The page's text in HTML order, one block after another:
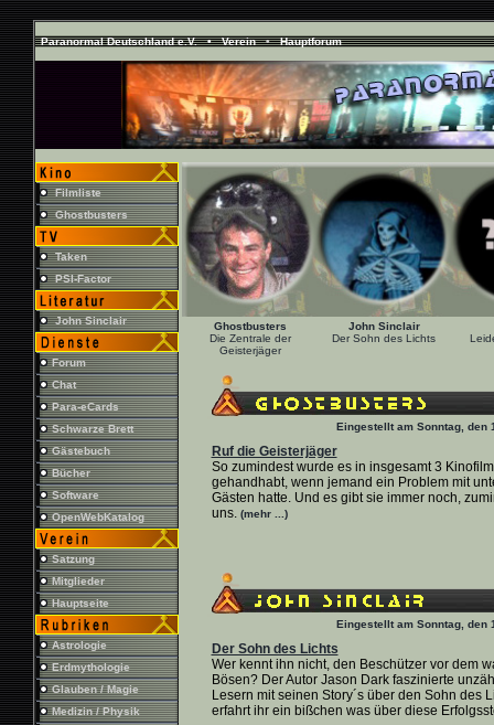
Paranormal Deutschland e.V. •Verein•Hauptforum
Filmliste
Ghostbusters
Taken
PSI-Factor
John Sinclair
Forum
Chat
Para-eCards
Schwarze Brett
Gästebuch
Bücher
Software
OpenWebKatalog
Satzung
Mitglieder
Hauptseite
Astrologie
Erdmythologie
Glauben / Magie
Medizin / Physik
Ghostbusters
Die Zentrale der
Geisterjäger
John Sinclair
Der Sohn des Lichts
Eingestellt am Sonntag, den
Ruf die Geisterjäger
So zumindest wurde es in insgesamt 3
gehandhabt, wenn jemand ein Problem mit
Gästen hatte. Und es gibt sie immer noch,
uns. (mehr ...)
Eingestellt am Sonntag, den
Der Sohn des Lichts
Wer kennt ihn nicht, den Beschützer vor dem
Bösen? Der Autor Jason Dark faszinierte
Lesern mit seinen Story´s über den Sohn des
erfahrt ihr ein bißchen was über diese